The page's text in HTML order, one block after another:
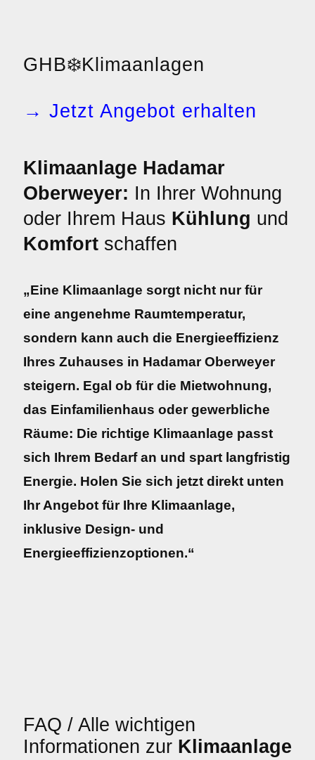
GHB❄️Klimaanlagen
→ Jetzt Angebot erhalten
Klimaanlage Hadamar
Oberweyer: In Ihrer Wohnung
oder Ihrem Haus Kühlung und
Komfort schaffen
„Eine Klimaanlage sorgt nicht nur für
eine angenehme Raumtemperatur,
sondern kann auch die Energieeffizienz
Ihres Zuhauses in Hadamar Oberweyer
steigern. Egal ob für die Mietwohnung,
das Einfamilienhaus oder gewerbliche
Räume: Die richtige Klimaanlage passt
sich Ihrem Bedarf an und spart langfristig
Energie. Holen Sie sich jetzt direkt unten
Ihr Angebot für Ihre Klimaanlage,
inklusive Design- und
Energieeffizienzoptionen.“
FAQ / Alle wichtigen
Informationen zur Klimaanlage